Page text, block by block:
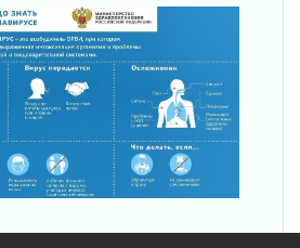
нашли в Кировском
напомнили, как
укусе клеща
новых почетных